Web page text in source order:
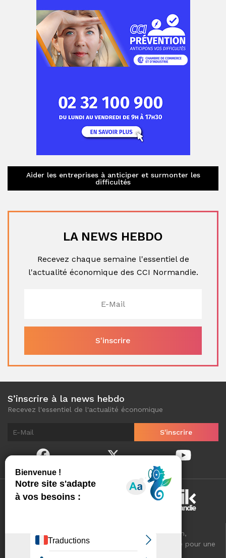
Aider les entreprises à anticiper et surmonter les
difficultés
LA NEWS HEBDO
Recevez chaque semaine l'essentiel de
l'actualité économique des CCI Normandie.
S’inscrire à la news hebdo
Recevez l'essentiel de l'actualité économique
Normandinamik sélectionne pour vous, au quotidien,
l'essentiel de l'actualité économique de Normandie pour une